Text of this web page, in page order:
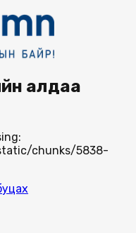
алдаа
chunks/5838-